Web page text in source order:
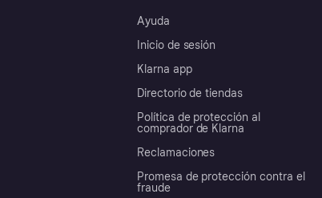
Ayuda
Inicio de sesión
Klarna app
Directorio de tiendas
Política de protección al
comprador de Klarna
Reclamaciones
Promesa de protección contra el
fraude